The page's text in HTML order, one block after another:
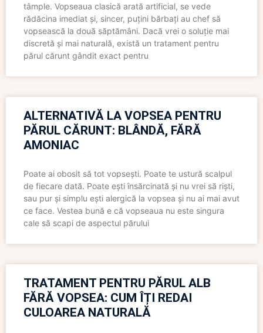
tâmple. Vopseaua clasică arată artificial, se vede
rădăcina imediat și, sincer, puțini bărbați au chef să
vopsească la două săptămâni. Dacă vrei o soluție mai
discretă și mai naturală, există un tratament pentru
părul cărunt gândit exact pentru
ALTERNATIVĂ LA VOPSEA PENTRU
PĂRUL CĂRUNT: BLÂNDĂ, FĂRĂ
AMONIAC
Poate ai obosit să tot vopsești. Poate te ustură scalpul
de fiecare dată. Poate ești însărcinată și nu vrei să riști,
sau pur și simplu ești alergică la vopsea și nu ai mai avut
ce face. Vestea bună e că vopseaua nu este singura
cale să scapi de aspectul părului
TRATAMENT PENTRU PĂRUL ALB
FĂRĂ VOPSEA: CUM ÎȚI REDAI
CULOAREA NATURALĂ